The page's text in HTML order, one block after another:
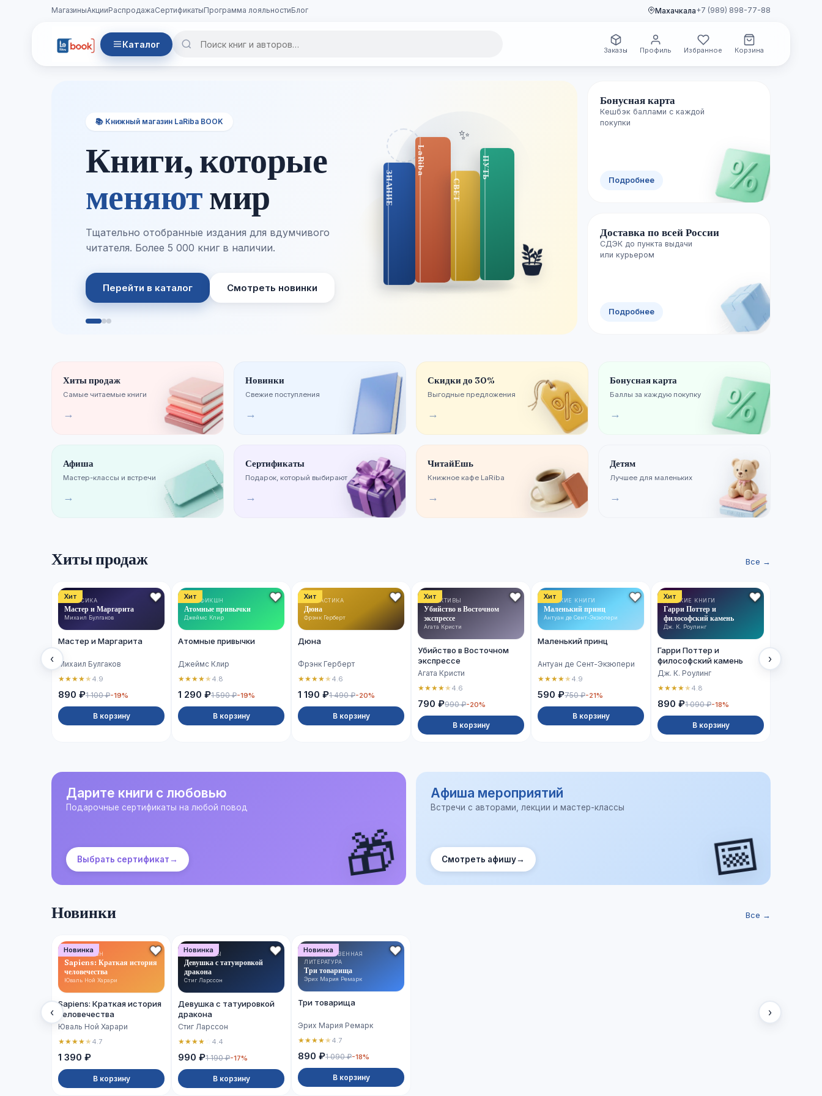
МагазиныАкцииРаспродажаСертификатыПрограмма лояльностиБлог Махачкала+7 (989) 898-77-88
Каталог
Заказы Профиль Избранное Корзина
издания для вдумчивого
Смотреть новинки
Новинки уже
полках
Каждую неделю пополняем каталог лучшими
изданиями — успейте первыми.
Смотреть новинки
Бонусная карта
Кешбэк баллами с каждой
покупки
Подробнее
Доставка по всей России
СДЭК до пункта выдачи
или курьером
Подробнее
Хиты продаж
Самые читаемые книги
→
Новинки
Свежие поступления
→
Скидки до 30%
Выгодные предложения
→
Бонусная карта
Баллы за каждую покупку
→
Афиша
Мастер-классы и встречи
→
Сертификаты
Подарок, который выбирают
→
ЧитайЕшь
Книжное кафе LaRiba
→
Детям
Лучшее для маленьких
→
Хиты продаж Все →
‹
Хит
КЛАССИКА
Мастер и Маргарита
Михаил Булгаков
Мастер и Маргарита
Михаил Булгаков
★★★★★4.9
890 ₽1 100 ₽-19%
В корзину
Хит
НОН-ФИКШН
Атомные привычки
Джеймс Клир
Атомные привычки
Джеймс Клир
★★★★★4.8
1 290 ₽1 590 ₽-19%
В корзину
Хит
ФАНТАСТИКА
Дюна
Фрэнк Герберт
Дюна
Фрэнк Герберт
★★★★★4.6
1 190 ₽1 490 ₽-20%
В корзину
Хит
ДЕТЕКТИВЫ
Убийство в Восточном
экспрессе
Агата Кристи
Убийство в Восточном
экспрессе
Агата Кристи
★★★★★4.6
790 ₽990 ₽-20%
В корзину
Хит
ДЕТСКИЕ КНИГИ
Маленький принц
Антуан де Сент-Экзюпери
Маленький принц
Антуан де Сент-Экзюпери
★★★★★4.9
590 ₽750 ₽-21%
В корзину
Хит
ДЕТСКИЕ КНИГИ
Гарри Поттер и
философский камень
Дж. К. Роулинг
Гарри Поттер и
философский камень
Дж. К. Роулинг
★★★★★4.8
890 ₽1 090 ₽-18%
В корзину
›
Дарите книги с любовью
Подарочные сертификаты на любой повод
Выбрать сертификат → 🎁
Афиша мероприятий
Встречи с авторами, лекции и мастер-классы
Смотреть афишу→ 📅
Новинки Все →
‹
Новинка
НОН-ФИКШН
Sapiens: Краткая история
человечества
Юваль Ной Харари
Sapiens: Краткая история
человечества
Юваль Ной Харари
★★★★★4.7
1 390 ₽
В корзину
Новинка
ДЕТЕКТИВЫ
Девушка с татуировкой
дракона
Стиг Ларссон
Девушка с татуировкой
дракона
Стиг Ларссон
★★★★ 4.4
990 ₽1 190 ₽-17%
В корзину
Новинка
ХУДОЖЕСТВЕННАЯ
ЛИТЕРАТУРА
Три товарища
Эрих Мария Ремарк
Три товарища
Эрих Мария Ремарк
★★★★★4.7
890 ₽1 090 ₽-18%
В корзину
›